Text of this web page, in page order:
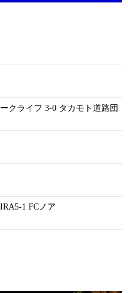
クライフ 3-0 タカモト道路団
1 FCノア